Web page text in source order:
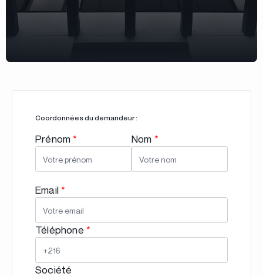
Notre équipe est à votre écoute pour répondre à
vos questions et concrétiser vos idées.
Coordonnées du demandeur :
Prénom * Nom *
Email *
Téléphone *
Société